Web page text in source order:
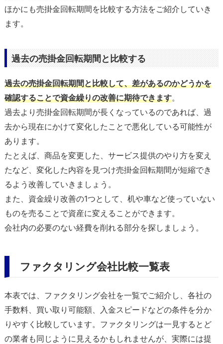
ほかにも売掛金回転期間を比較する方法をご紹介していき
ます。
過去の売掛金回転期間と比較する
過去の売掛金回転期間と比較して、差があるのかどうかを
確認することで資金繰りの改善に期待できます。
過去より売掛金回転期間が長くなっているのであれば、過
去から現在にかけて変化したことで悪化している可能性が
あります。
たとえば、商品を変更した、サービス提供のやり方を変え
たなど、変化した内容を見つけ売掛金回転期間が短縮でき
るよう改善していきましょう。
また、資金繰り改善の1つとして、机や車など使っていない
ものを売ることで資産に変えることができます。
会社内の必要のない経費を削れる部分を探しましょう。
ファクタリング会社比較一覧表
本表では、ファクタリング会社を一覧でご紹介し、各社の
手数料、買い取り可能額、入金スピードなどの条件を分か
りやすく比較しています。ファクタリングは一見するとど
の業者も同じように見えるかもしれませんが、実際には提